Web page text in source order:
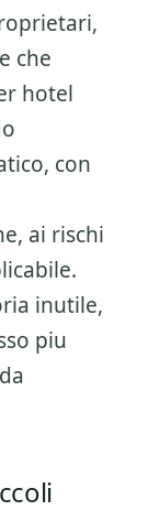
che
hotel
con
, ai rischi
inutile,
piu